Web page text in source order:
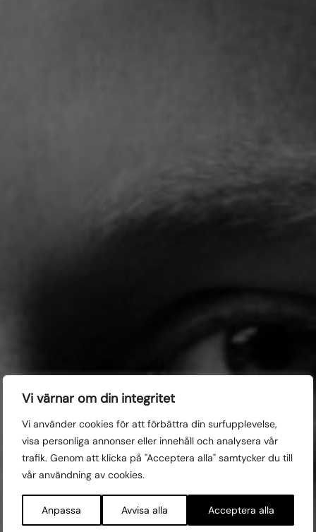
Vi värnar om din integritet
Vi använder cookies för att förbättra din surfupplevelse,
visa personliga annonser eller innehåll och analysera vår
trafik. Genom att klicka på "Acceptera alla" samtycker du till
vår användning av cookies.
Anpassa Avvisa alla Acceptera alla
En annan väg med
Niclas Larsson
FRE 27/10